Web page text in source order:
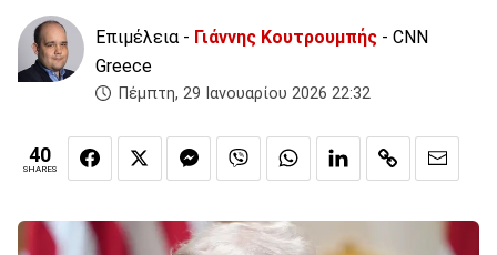
Επιμέλεια - Γιάννης Κουτρουμπής - CNN
Greece
Πέμπτη, 29 Ιανουαρίου 2026 22:32
40
SHARES